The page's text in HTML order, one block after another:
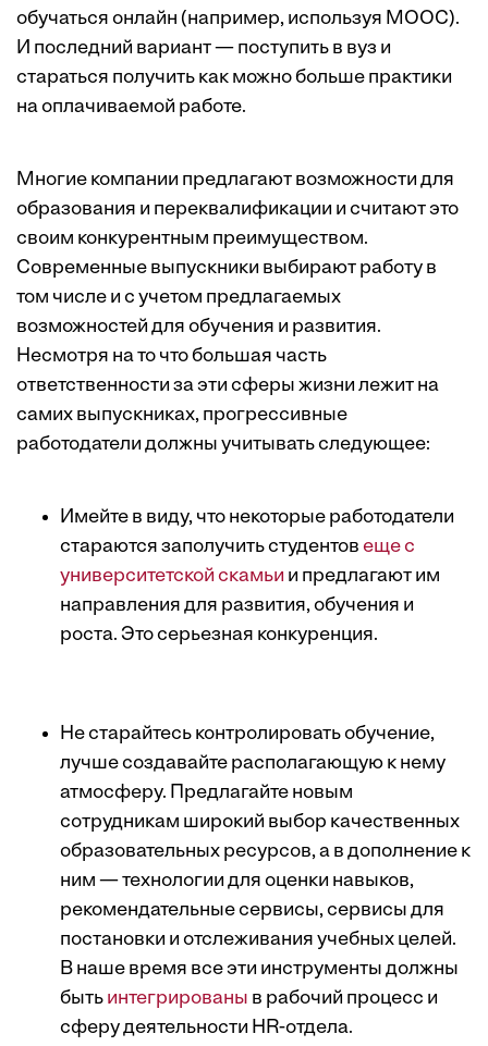
обучаться онлайн (например, используя MOOC).
И последний вариант — поступить в вуз и
стараться получить как можно больше практики
на оплачиваемой работе.
Многие компании предлагают возможности для
образования и переквалификации и считают это
своим конкурентным преимуществом.
Современные выпускники выбирают работу в
том числе и с учетом предлагаемых
возможностей для обучения и развития.
Несмотря на то что большая часть
ответственности за эти сферы жизни лежит на
самих выпускниках, прогрессивные
работодатели должны учитывать следующее:
Имейте в виду, что некоторые работодатели
стараются заполучить студентов еще с
университетской скамьи и предлагают им
направления для развития, обучения и
роста. Это серьезная конкуренция.
Не старайтесь контролировать обучение,
лучше создавайте располагающую к нему
атмосферу. Предлагайте новым
сотрудникам широкий выбор качественных
образовательных ресурсов, а в дополнение к
ним — технологии для оценки навыков,
рекомендательные сервисы, сервисы для
постановки и отслеживания учебных целей.
В наше время все эти инструменты должны
быть интегрированы в рабочий процесс и
сферу деятельности HR-отдела.